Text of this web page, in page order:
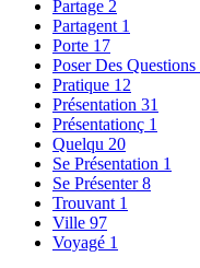
Partage 2
Partagent 1
Porte 17
Poser Des Questions
Pratique 12
Présentation 31
Présentationç 1
Quelqu 20
Se Présentation 1
Se Présenter8
Trouvant 1
Ville 97
Voyagé 1